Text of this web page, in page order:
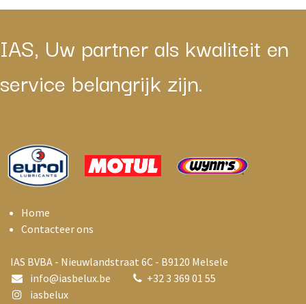
IAS, Uw partner als kwaliteit en
service belangrijk zijn.
Home
Contacteer ons
IAS BVBA - Nieuwlandstraat 6C - B9120 Melsele
info@iasbelux.be +32 3 369 01 55
iasbelux